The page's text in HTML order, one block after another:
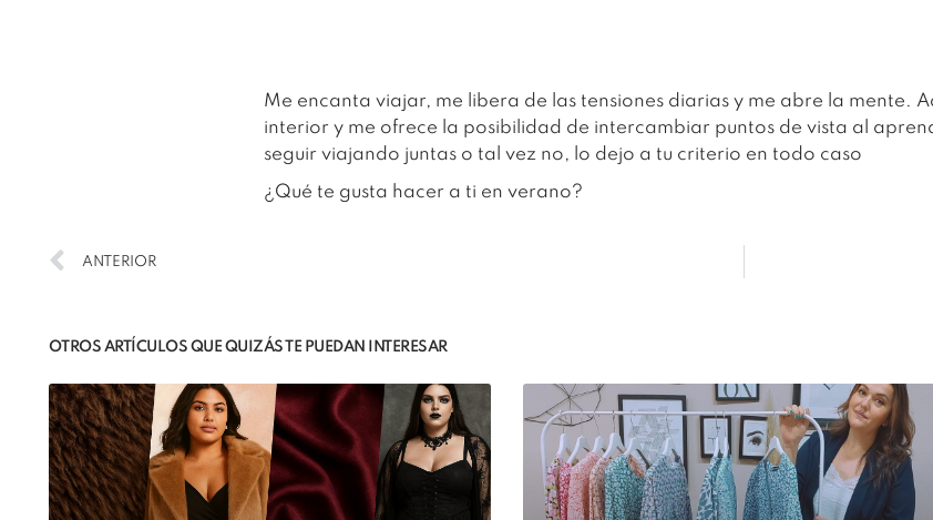
Me encanta viajar, me libera de las tensiones diarias y me abre la mente.
interior y me ofrece la posibilidad de intercambiar puntos de vista al
seguir viajando juntas o tal vez no, lo dejo a tu criterio en todo caso
¿Qué te gusta hacer a ti en verano?
ANTERIOR
OTROS ARTÍCULOS QUE QUIZÁS TE PUEDAN INTERESAR